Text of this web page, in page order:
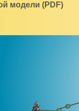
модели (PDF)